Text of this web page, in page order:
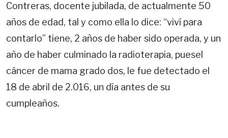
Contreras, docente jubilada, de actualmente 50
años de edad, tal y como ella lo dice: “viví para
contarlo” tiene, 2 años de haber sido operada, y un
año de haber culminado la radioterapia, puesel
cáncer de mama grado dos, le fue detectado el
18 de abril de 2.016, un día antes de su
cumpleaños.